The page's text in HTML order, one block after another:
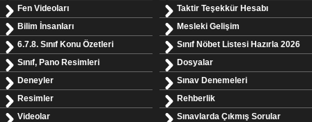
Fen Videoları
Bilim İnsanları
6.7.8. Sınıf Konu Özetleri
Sınıf, Pano Resimleri
Deneyler
Resimler
Videolar
Taktir Teşekkür Hesabı
Mesleki Gelişim
Sınıf Nöbet Listesi Hazırla 2026
Dosyalar
Sınav Denemeleri
Rehberlik
Sınavlarda Çıkmış Sorular